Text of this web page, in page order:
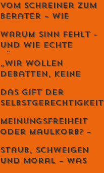
unglaubliche
Kraft,
weiterzugehen.
Vom Schreiner zum
Berater – Wie
Menschen wirklich
reicher macht
Warum Sinn fehlt -
und wie echte
zurückbringt
„Wir wollen
Debatten, keine
Gracia übernimmt
den Schweizer
Monat
Das Gift der
Selbstgerechtigkeit
es zu entgiften
Meinungsfreiheit
oder Maulkorb? –
auf Diskriminierung
die wahre Freiheit
Staub, Schweigen
und Moral – was